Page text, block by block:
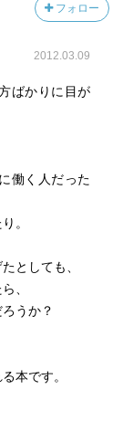
フォロー
2012.03.09
ばかりに目が
働く人だった
。
としても、
、
うか？
本です。